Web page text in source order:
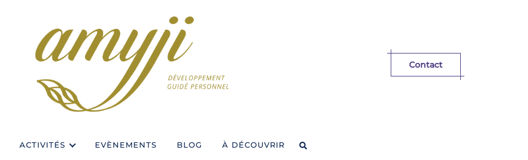
Contact
ACTIVITÉS EVÈNEMENTS BLOG À DÉCOUVRIR